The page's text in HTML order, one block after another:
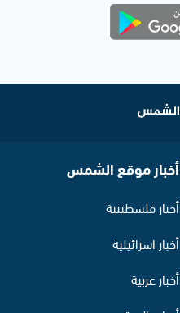
أخبار موقع الشمس
أخبار فلسطينية
أخبار اسرائيلية
أخبار عربية